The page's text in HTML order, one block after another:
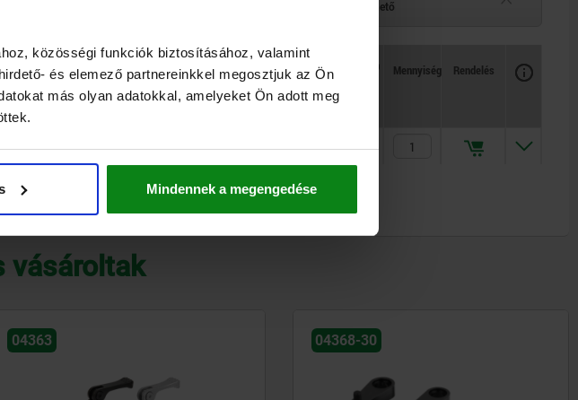
közösségi funkciók biztosításához, valamint
és elemező partnereinkkel megosztjuk az Ön
más olyan adatokkal, amelyeket Ön adott meg
Mindennek a megengedése
Jelenleg nem elérhető
CAD
Rendelkezésre állás
Mennyiség Rendelés
171,84 €
vásároltak
04363 04368-30